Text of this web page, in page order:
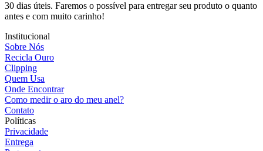
30 dias úteis. Faremos o possível para entregar seu produto o quanto
antes e com muito carinho!
Institucional
Sobre Nós
Recicla Ouro
Clipping
Quem Usa
Onde Encontrar
Como medir o aro do meu anel?
Contato
Políticas
Privacidade
Entrega